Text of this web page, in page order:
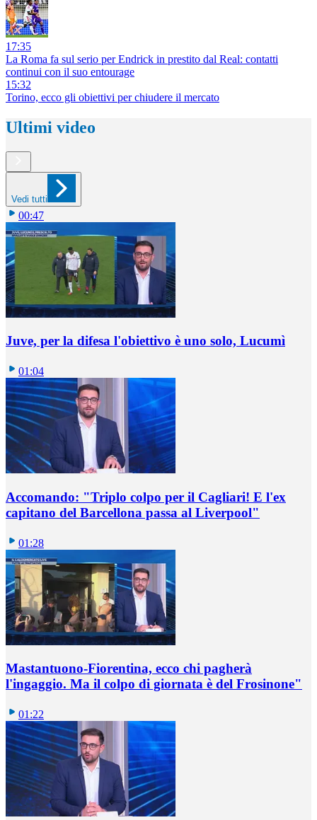
17:35
La Roma fa sul serio per Endrick in prestito dal Real: contatti
continui con il suo entourage
15:32
Torino, ecco gli obiettivi per chiudere il mercato
Ultimi video
Vedi tutti
00:47
Juve, per la difesa l'obiettivo è uno solo, Lucumì
01:04
Accomando: "Triplo colpo per il Cagliari! E l'ex
capitano del Barcellona passa al Liverpool"
01:28
Mastantuono-Fiorentina, ecco chi pagherà
l'ingaggio. Ma il colpo di giornata è del Frosinone"
01:22